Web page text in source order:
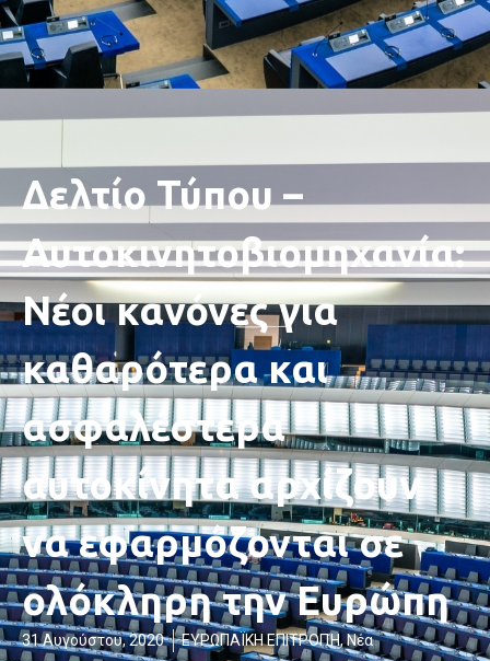
Δελτίο Τύπου –
Αυτοκινητοβιομηχανία:
Νέοι κανόνες για
καθαρότερα και
ασφαλέστερα
αυτοκίνητα αρχίζουν
να εφαρμόζονται σε
ολόκληρη την Ευρώπη
31 Αυγούστου, 2020 ΕΥΡΩΠΑΪΚΗ ΕΠΙΤΡΟΠΉ,Νέα